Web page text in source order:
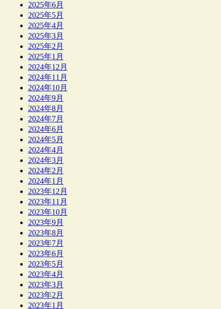
2025年6月
2025年5月
2025年4月
2025年3月
2025年2月
2025年1月
2024年12月
2024年11月
2024年10月
2024年9月
2024年8月
2024年7月
2024年6月
2024年5月
2024年4月
2024年3月
2024年2月
2024年1月
2023年12月
2023年11月
2023年10月
2023年9月
2023年8月
2023年7月
2023年6月
2023年5月
2023年4月
2023年3月
2023年2月
2023年1月